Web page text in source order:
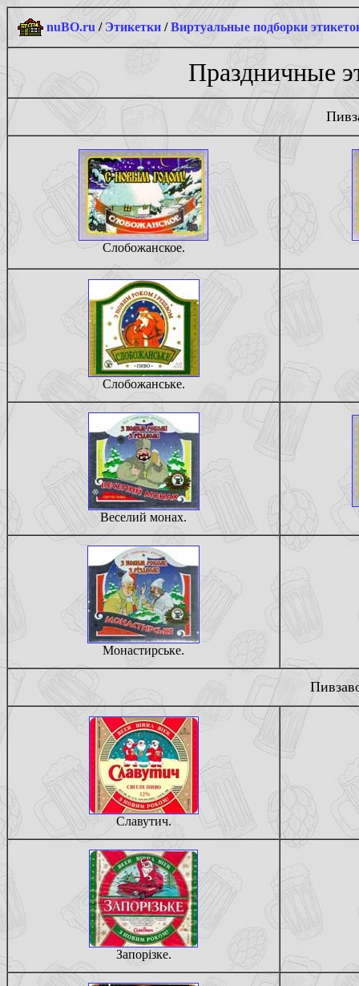
nuBO.ru / Этикетки /Виртуальные подборки
Праздничные
Слобожанское.
Слобожанське.
Веселий монах.
Монастирське.
Славутич.
Запорiзке.